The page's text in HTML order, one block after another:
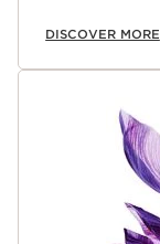
DISCOVER MORE